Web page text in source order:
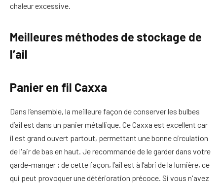
chaleur excessive.
Meilleures méthodes de stockage de
l’ail
Panier en fil Caxxa
Dans l’ensemble, la meilleure façon de conserver les bulbes
d’ail est dans un panier métallique. Ce Caxxa est excellent car
il est grand ouvert partout, permettant une bonne circulation
de l'air de bas en haut. Je recommande de le garder dans votre
garde-manger ; de cette façon, l’ail est à l’abri de la lumière, ce
qui peut provoquer une détérioration précoce. Si vous n'avez